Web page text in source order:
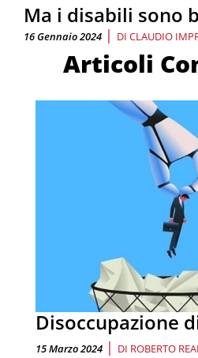
Ma i disabili sono
16 Gennaio 2024 | DI CLAUDIO
Articoli
Disoccupazione
15 Marzo 2024 | DI ROBERTO